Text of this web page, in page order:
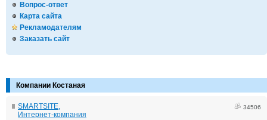
Вопрос-ответ
Карта сайта
Рекламодателям
Заказать сайт
Компании Костаная
SMARTSITE,
Интернет-компания
34506